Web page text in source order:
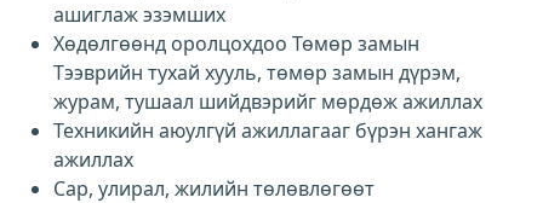
ашиглаж эзэмших
Хөдөлгөөнд оролцохдоо Төмөр замын
Тээврийн тухай хууль, төмөр замын дүрэм,
журам, тушаал шийдвэрийг мөрдөж ажиллах
Техникийн аюулгүй ажиллагааг бүрэн хангаж
ажиллах
Сар, улирал, жилийн төлөвлөгөөт